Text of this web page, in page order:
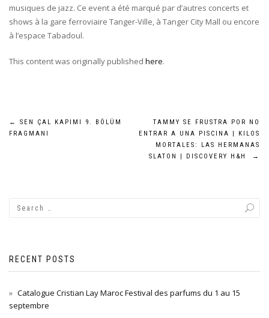
musiques de jazz. Ce event a été marqué par d’autres concerts et
shows à la gare ferroviaire Tanger-Ville, à Tanger City Mall ou encore
à l’espace Tabadoul.
This content was originally published here.
Post
←
SEN ÇAL KAPIMI 9. BÖLÜM
FRAGMANI
TAMMY SE FRUSTRA POR NO
ENTRAR A UNA PISCINA | KILOS
MORTALES: LAS HERMANAS
SLATON | DISCOVERY H&H
→
RECENT POSTS
Catalogue Cristian Lay Maroc Festival des parfums du 1 au 15
septembre